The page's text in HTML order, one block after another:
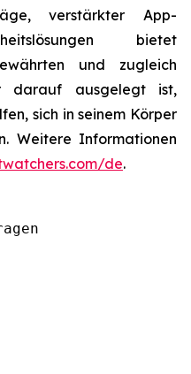
verstärkter App-
bietet
und zugleich
darauf ausgelegt ist,
sich in seinem Körper
Weitere Informationen
de.